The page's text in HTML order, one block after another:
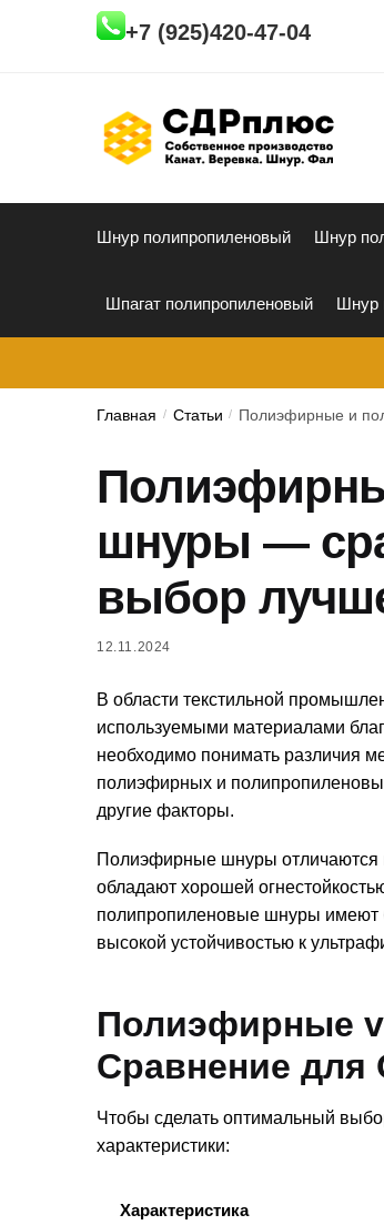
+7 (925)420-47-04
Шнур полипропиленовый Шнур
Шпагат полипропиленовый Шнур
Главная / Статьи / Полиэфирные и
шнуры —
выбор
12.11.2024
В области текстильной
используемыми материалами
необходимо понимать различия
полиэфирных и
другие факторы.
Полиэфирные шнуры отличаются
обладают хорошей
полипропиленовые шнуры имеют
высокой устойчивостью к
Полиэфирные
Сравнение
Чтобы сделать оптимальный
характеристики:
Характеристика